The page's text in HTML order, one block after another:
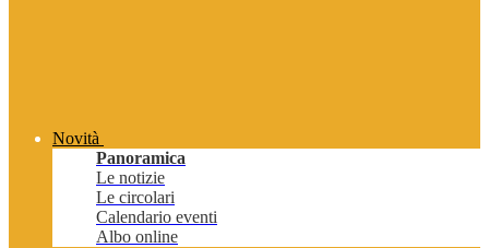
Novità
Panoramica
Le notizie
Le circolari
Calendario eventi
Albo online